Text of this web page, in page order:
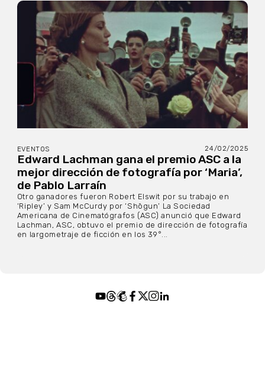
EVENTOS 24/02/2025
Edward Lachman gana el premio ASC a la
mejor dirección de fotografía por ‘Maria’,
de Pablo Larraín
Otro ganadores fueron Robert Elswit por su trabajo en
‘Ripley’ y Sam McCurdy por ‘Shōgun’ La Sociedad
Americana de Cinematógrafos (ASC) anunció que Edward
Lachman, ASC, obtuvo el premio de dirección de fotografía
en largometraje de ficción en los 39°...